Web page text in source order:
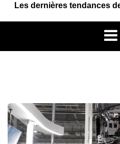
Les dernières tendances